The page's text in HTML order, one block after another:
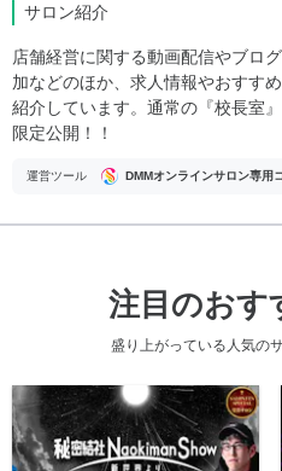
サロン紹介
店舗経営に関する動画配信やブロ
加などのほか、求人情報やおすす
紹介しています。通常の『校長室
限定公開！！
運営ツール DMMオンラインサロン専用
注目のおす
盛り上がっている人気の